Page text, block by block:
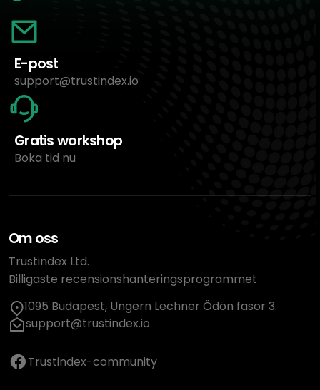
E-post
support@trustindex.io
Gratis workshop
Boka tid nu
Om oss
Trustindex Ltd.
Billigaste recensionshanteringsprogrammet
1095 Budapest, Ungern Lechner Ödön fasor 3.
support@trustindex.io
Trustindex-community